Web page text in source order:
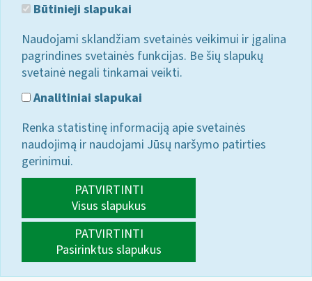
Būtinieji slapukai
Naudojami sklandžiam svetainės veikimui ir įgalina
pagrindines svetainės funkcijas. Be šių slapukų
svetainė negali tinkamai veikti.
Analitiniai slapukai
Renka statistinę informaciją apie svetainės
naudojimą ir naudojami Jūsų naršymo patirties
gerinimui.
PATVIRTINTI
Visus slapukus
PATVIRTINTI
Pasirinktus slapukus